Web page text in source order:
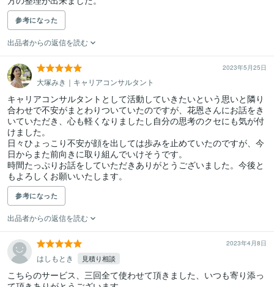
参考になった
出品者からの返信を読む
2023年5月25日
大塚みき｜キャリアコンサルタント
キャリアコンサルタントとして活動していきたいという思いと隣り
合わせで不安がまとわりついていたのですが、花恩さんにお話をき
いていただき、心も軽くなりましたし自分の思考のクセにも気が付
けました。
日々ひょっこり不安が顔を出しては歩みを止めていたのですが、今
日からまた前向きに取り組んでいけそうです。
時間たっぷりお話をしていただきありがとうございました。今後と
もよろしくお願いいたします。
参考になった
出品者からの返信を読む
2023年4月8日
はしもとき 見積り相談
こちらのサービス、三回全て使わせて頂きました、いつも寄り添っ